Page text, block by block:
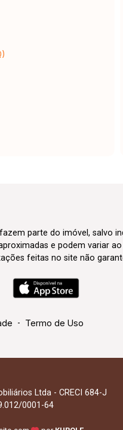
parte do imóvel, salvo
e podem variar
feitas no site não
- Termo de Uso
Ltda - CRECI 684-J
0001-64